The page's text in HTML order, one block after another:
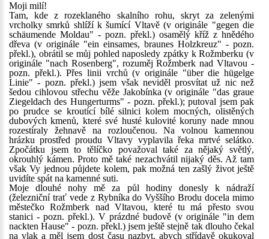
Moji milí!
Tam, kde z rozeklaného skalního rohu, skryt za zelenými
vrcholky smrků shlíží k šumící Vltavě (v originále "gegen die
schäumende Moldau" - pozn. překl.) osamělý kříž z hnědého
dřeva (v originále "ein einsames, braunes Holzkreuz" - pozn.
překl.), obrátil se můj pohled naposledy zpátky k Rožmberku (v
originále "nach Rosenberg", rozuměj Rožmberk nad Vltavou -
pozn. překl.). Přes linii vrchů (v originále "über die hügelge
Linie" - pozn. překl.) jsem však neviděl prosvítat už nic než
šedou cihlovou střechu věže Jakobínka (v originále "das graue
Ziegeldach des Hungerturms" - pozn. překl.); putoval jsem pak
po prudce se kroutící bílé silnici kolem mocných, olistěných
dubových kmenů, které své husté kulovité koruny nade mnou
rozestíraly žehnavě na rozloučenou. Na volnou kamennou
hrázku prostřed proudu Vltavy vyplavila řeka mrtvé selátko.
Zpočátku jsem to tělíčko považoval také za nějaký světlý,
okrouhlý kámen. Proto mě také nezachvátil nijaký děs. Až tam
však Vy jednou půjdete kolem, pak možná ten zašlý život ještě
uvidíte spát na kamenné suti.
Moje dlouhé nohy mě za půl hodiny donesly k nádraží
(železniční trať vede z Rybníka do Vyššího Brodu docela mimo
městečko Rožmberk nad Vltavou, které tu má přesto svou
stanici - pozn. překl.). V prázdné budově (v originále "in dem
nackten Hause" - pozn. překl.) jsem ještě stejně tak dlouho čekal
na vlak a měl jsem dost času nazbyt, abych střídavě okukoval